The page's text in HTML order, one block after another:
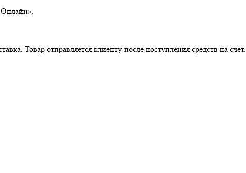
Онлайн».
Товар отправляется клиенту после поступления средств на счет.